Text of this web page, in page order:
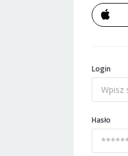
Login
Hasło